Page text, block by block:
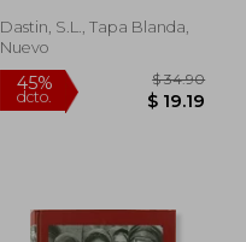
Dastin, S.L., Tapa Blanda,
Nuevo